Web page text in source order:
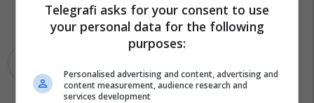
Telegrafi asks for your consent to use
your personal data for the following
purposes:
Personalised advertising and content, advertising and
content measurement, audience research and
services development